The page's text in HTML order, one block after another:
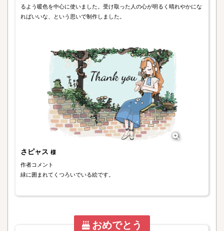
るよう暖色を中心に使いました。受け取った人の心が明るく晴れやかにな
ればいいな、という思いで制作しました。
さピャス 様
作者コメント
緑に囲まれてくつろいでいる絵です。
おめでとう